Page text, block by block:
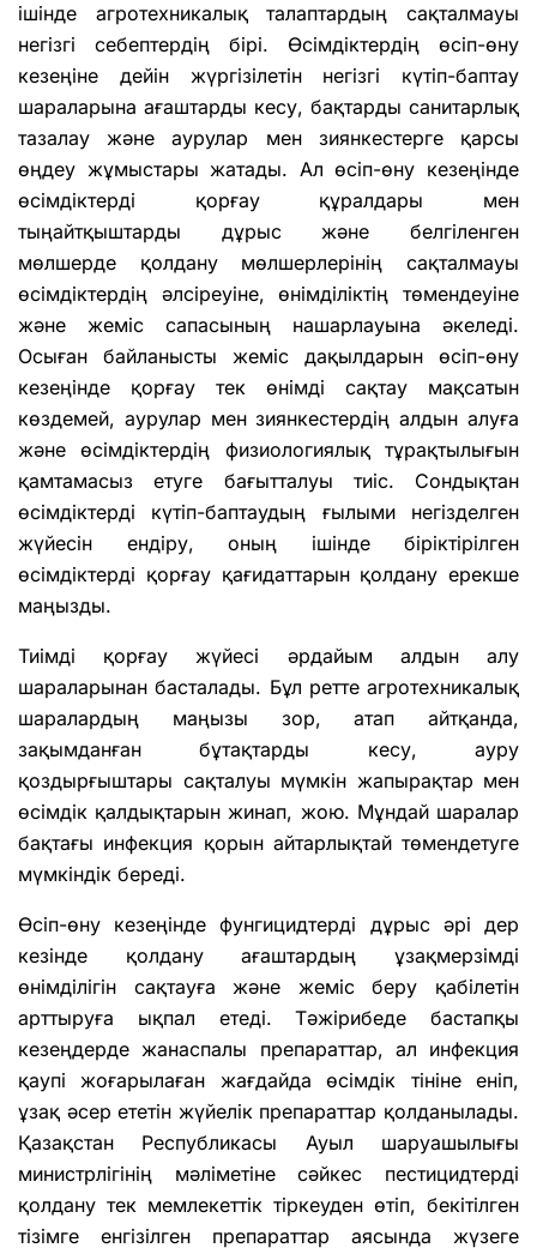
ішінде агротехникалық талаптардың сақталмауы
негізгі себептердің бірі. Өсімдіктердің өсіп-өну
кезеңіне дейін жүргізілетін негізгі күтіп-баптау
шараларына ағаштарды кесу, бақтарды санитарлық
тазалау және аурулар мен зиянкестерге қарсы
өңдеу жұмыстары жатады. Ал өсіп-өну кезеңінде
өсімдіктерді қорғау құралдары мен
тыңайтқыштарды дұрыс және белгіленген
мөлшерде қолдану мөлшерлерінің сақталмауы
өсімдіктердің әлсіреуіне, өнімділіктің төмендеуіне
және жеміс сапасының нашарлауына әкеледі.
Осыған байланысты жеміс дақылдарын өсіп-өну
кезеңінде қорғау тек өнімді сақтау мақсатын
көздемей, аурулар мен зиянкестердің алдын алуға
және өсімдіктердің физиологиялық тұрақтылығын
қамтамасыз етуге бағытталуы тиіс. Сондықтан
өсімдіктерді күтіп-баптаудың ғылыми негізделген
жүйесін ендіру, оның ішінде біріктірілген
өсімдіктерді қорғау қағидаттарын қолдану ерекше
маңызды.
Тиімді қорғау жүйесі әрдайым алдын алу
шараларынан басталады. Бұл ретте агротехникалық
шаралардың маңызы зор, атап айтқанда,
зақымданған бұтақтарды кесу, ауру
қоздырғыштары сақталуы мүмкін жапырақтар мен
өсімдік қалдықтарын жинап, жою. Мұндай шаралар
бақтағы инфекция қорын айтарлықтай төмендетуге
мүмкіндік береді.
Өсіп-өну кезеңінде фунгицидтерді дұрыс әрі дер
кезінде қолдану ағаштардың ұзақмерзімді
өнімділігін сақтауға және жеміс беру қабілетін
арттыруға ықпал етеді. Тәжірибеде бастапқы
кезеңдерде жанаспалы препараттар, ал инфекция
қаупі жоғарылаған жағдайда өсімдік тініне еніп,
ұзақ әсер ететін жүйелік препараттар қолданылады.
Қазақстан Республикасы Ауыл шаруашылығы
министрлігінің мәліметіне сәйкес пестицидтерді
қолдану тек мемлекеттік тіркеуден өтіп, бекітілген
тізімге енгізілген препараттар аясында жүзеге